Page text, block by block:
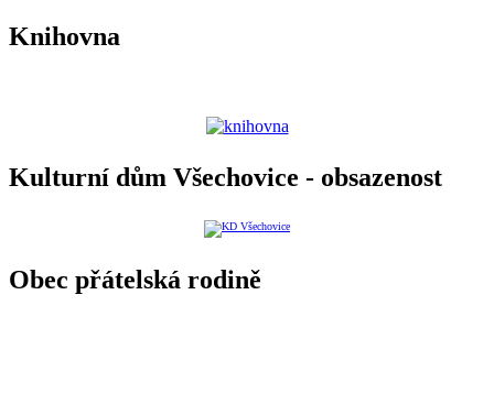
Knihovna
Kulturní dům Všechovice - obsazenost
Obec přátelská rodině